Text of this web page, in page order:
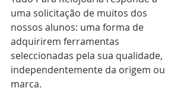
uma solicitação de muitos dos
nossos alunos: uma forma de
adquirirem ferramentas
seleccionadas pela sua qualidade,
independentemente da origem ou
marca.